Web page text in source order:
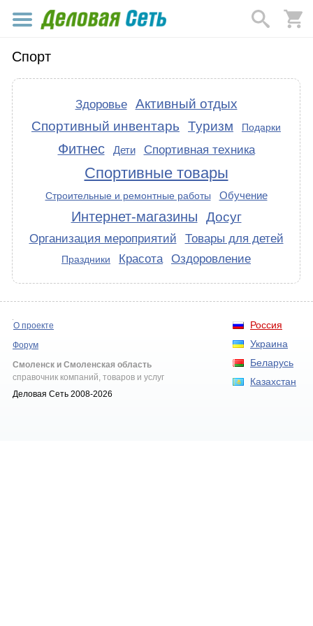
Спорт
Здоровье
Активный отдых
Спортивный инвентарь
Туризм Подарки
Фитнес Дети Спортивная техника
Спортивные товары
Строительные и ремонтные работы Обучение
Интернет-магазины Досуг
Организация мероприятий Товары для детей
Праздники Красота Оздоровление
Россия
Украина
Беларусь
Казахстан
О проекте
Форум
Смоленск и Смоленская область
справочник компаний, товаров и услуг
Деловая Сеть 2008-2026